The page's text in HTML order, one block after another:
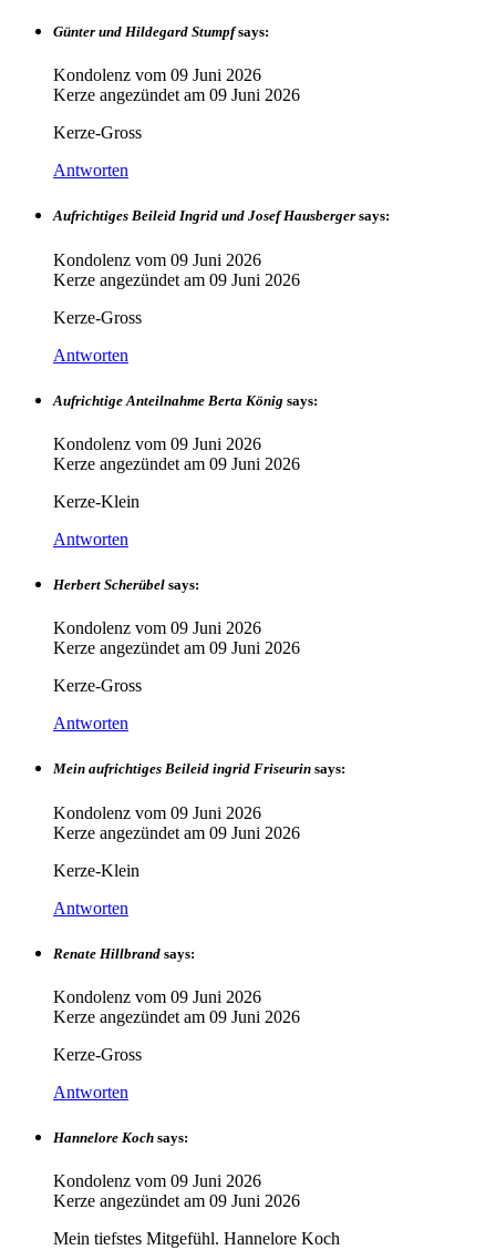
Günter und Hildegard Stumpf says:
Kondolenz vom 09 Juni 2026
Kerze angezündet am 09 Juni 2026
Kerze-Gross
Antworten
Aufrichtiges Beileid Ingrid und Josef Hausberger says:
Kondolenz vom 09 Juni 2026
Kerze angezündet am 09 Juni 2026
Kerze-Gross
Antworten
Aufrichtige Anteilnahme Berta König says:
Kondolenz vom 09 Juni 2026
Kerze angezündet am 09 Juni 2026
Kerze-Klein
Antworten
Herbert Scherübel says:
Kondolenz vom 09 Juni 2026
Kerze angezündet am 09 Juni 2026
Kerze-Gross
Antworten
Mein aufrichtiges Beileid ingrid Friseurin says:
Kondolenz vom 09 Juni 2026
Kerze angezündet am 09 Juni 2026
Kerze-Klein
Antworten
Renate Hillbrand says:
Kondolenz vom 09 Juni 2026
Kerze angezündet am 09 Juni 2026
Kerze-Gross
Antworten
Hannelore Koch says:
Kondolenz vom 09 Juni 2026
Kerze angezündet am 09 Juni 2026
Mein tiefstes Mitgefühl. Hannelore Koch